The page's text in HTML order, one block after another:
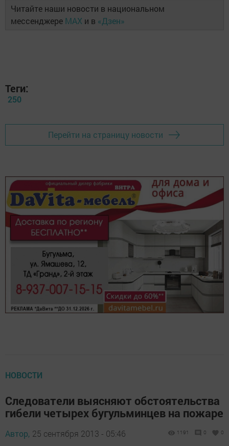
Читайте наши новости в национальном
мессенджере MAX и в «Дзен»
Теги:
250
Перейти на страницу новости
НОВОСТИ
Следователи выясняют обстоятельства
гибели четырех бугульминцев на пожаре
Автор, 25 сентября 2013 - 05:46 1191 0 0